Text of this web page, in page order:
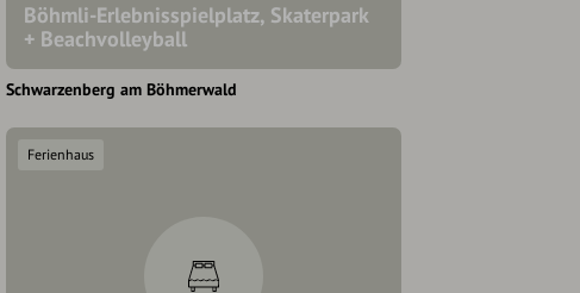
Böhmli-Erlebnisspielplatz, Skaterpark
+ Beachvolleyball
Schwarzenberg am Böhmerwald
Ferienhaus